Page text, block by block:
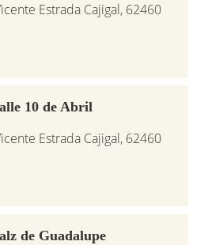
Estrada Cajigal, 62460
10 de Abril
Estrada Cajigal, 62460
de Guadalupe